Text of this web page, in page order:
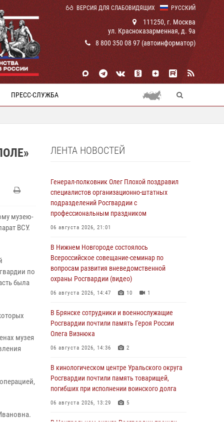
РУССКИЙ
ВЕРСИЯ ДЛЯ СЛАБОВИДЯЩИХ
111250, г. Москва
ул. Красноказарменная, д. 9а
8 800 350 08 97 (автоинформатор)
ПРЕСС-СЛУЖБА
музею-
ВСУ.
по
была
музея
ЛЕНТА НОВОСТЕЙ
Генерал-полковник Олег Плохой поздравил
специалистов организационно-штатных
подразделений Росгвардии с
профессиональным праздником
06 августа 2026, 21:01
В Нижнем Новгороде состоялось
Всероссийское совещание-семинар по
вопросам развития вневедомственной
охраны Росгвардии (видео)
06 августа 2026, 14:47 10 1
В Брянске сотрудники и военнослужащие
Росгвардии почтили память Героя России
Олега Визнюка
06 августа 2026, 14:36 2
В кинологическом центре Уральского округа
Росгвардии почтили память товарищей,
погибших при исполнении воинского долга
06 августа 2026, 13:29 5
В Центральном округе Росгвардии прошли